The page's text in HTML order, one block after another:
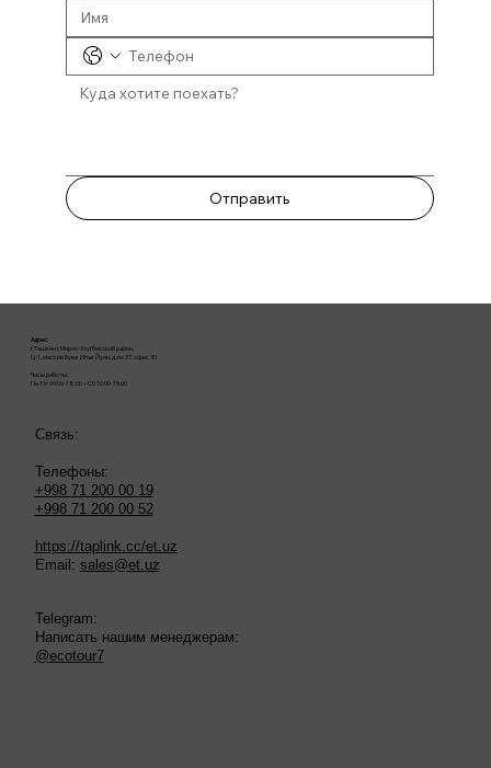
Отправить
Адрес:
г. Ташкент, Мирзо-Улугбекский район,
Ц-1, массив Буюк Ипак Йули, дом 37, офис 30
Часы работы:
Пн-Пт 09:00-18:00 – Сб 10:00-15:00
Связь:
Телефоны:
+998 71 200 00 19
+998 71 200 00 52
https://taplink.cc/et.uz
Email: sales@et.uz
Telegram:
Написать нашим менеджерам:
@ecotour7